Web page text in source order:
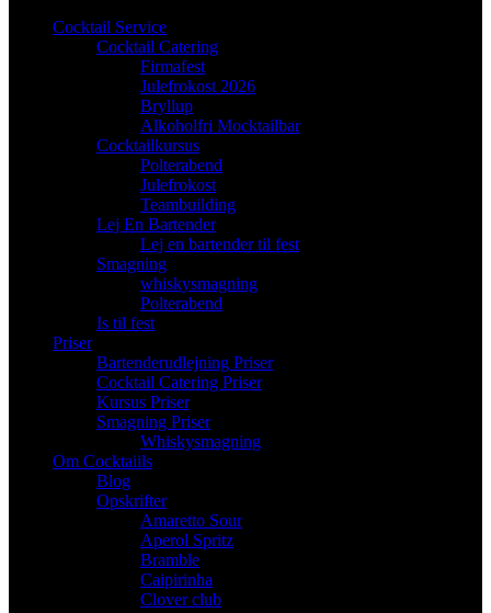
Cocktail Service
Cocktail Catering
Firmafest
Julefrokost 2026
Bryllup
Alkoholfri Mocktailbar
Cocktailkursus
Polterabend
Julefrokost
Teambuilding
Lej En Bartender
Lej en bartender til fest
Smagning
whiskysmagning
Polterabend
Is til fest
Priser
Bartenderudlejning Priser
Cocktail Catering Priser
Kursus Priser
Smagning Priser
Whiskysmagning
Om Cocktaiils
Blog
Opskrifter
Amaretto Sour
Aperol Spritz
Bramble
Caipirinha
Clover club